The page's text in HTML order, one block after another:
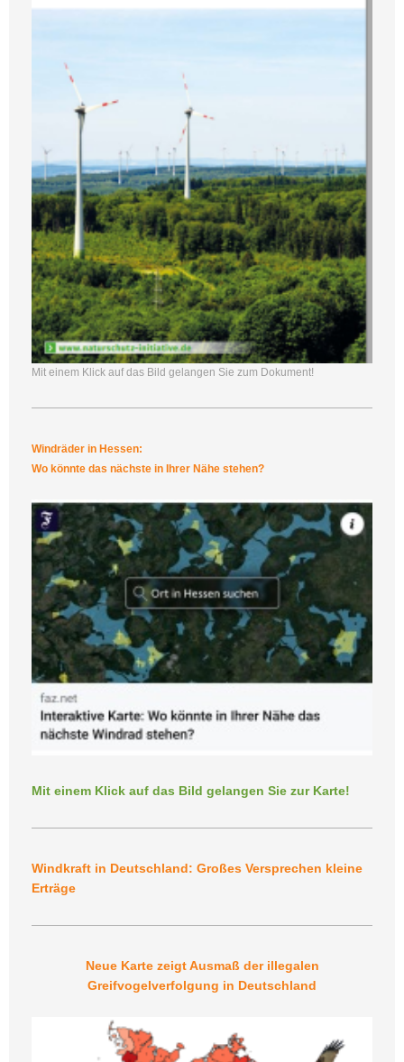
Mit einem Klick auf das Bild gelangen Sie zum Dokument!
Windräder in Hessen:
Wo könnte das nächste in Ihrer Nähe stehen?
Mit einem Klick auf das Bild gelangen Sie zur Karte!
Windkraft in Deutschland: Großes Versprechen kleine
Erträge
Neue Karte zeigt Ausmaß der illegalen
Greifvogelverfolgung in Deutschland